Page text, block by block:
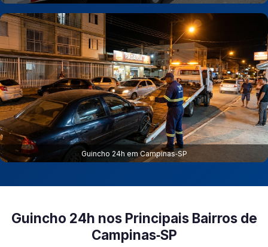
Guincho 24h em Campinas‑SP
Guincho 24h nos Principais Bairros de
Campinas‑SP